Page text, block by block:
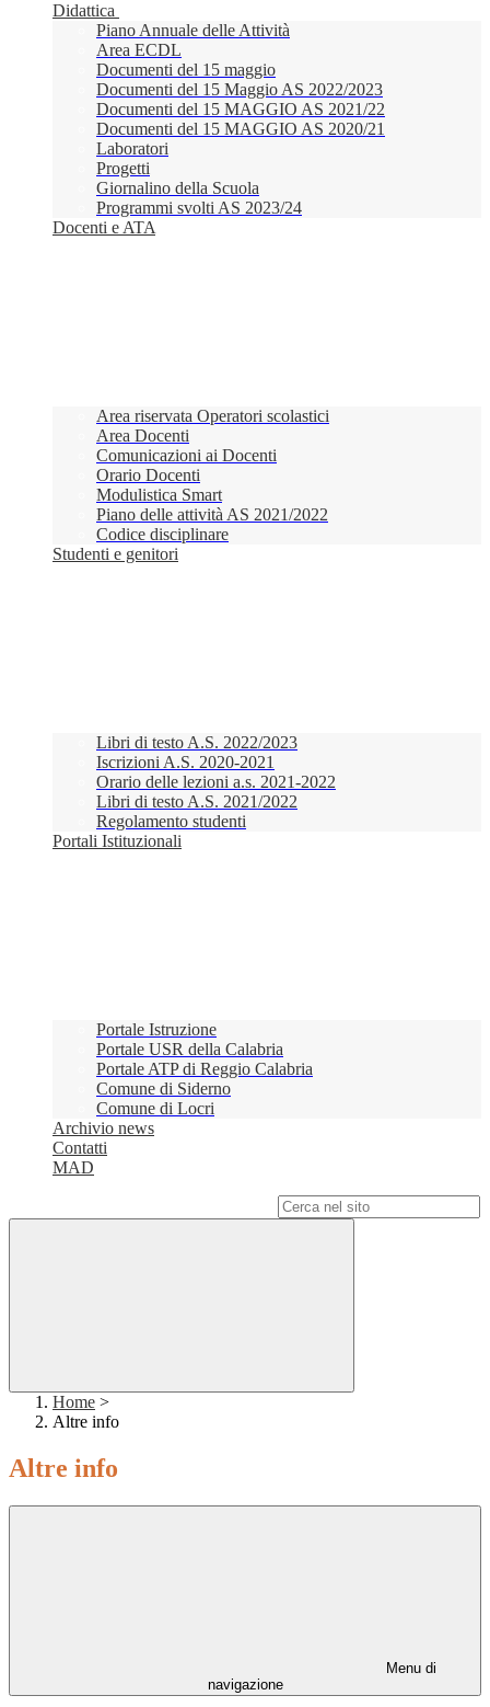
Didattica
Piano Annuale delle Attività
Area ECDL
Documenti del 15 maggio
Documenti del 15 Maggio AS 2022/2023
Documenti del 15 MAGGIO AS 2021/22
Documenti del 15 MAGGIO AS 2020/21
Laboratori
Progetti
Giornalino della Scuola
Programmi svolti AS 2023/24
Docenti e ATA
Area riservata Operatori scolastici
Area Docenti
Comunicazioni ai Docenti
Orario Docenti
Modulistica Smart
Piano delle attività AS 2021/2022
Codice disciplinare
Studenti e genitori
Libri di testo A.S. 2022/2023
Iscrizioni A.S. 2020-2021
Orario delle lezioni a.s. 2021-2022
Libri di testo A.S. 2021/2022
Regolamento studenti
Portali Istituzionali
Portale Istruzione
Portale USR della Calabria
Portale ATP di Reggio Calabria
Comune di Siderno
Comune di Locri
Archivio news
Contatti
MAD
Home >
Altre info
Altre info
Menu di
navigazione